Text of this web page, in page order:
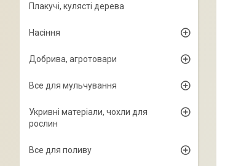
Плакучі, кулясті дерева
Насіння
Добрива, агротовари
Все для мульчування
Укривні матеріали, чохли для
рослин
Все для поливу